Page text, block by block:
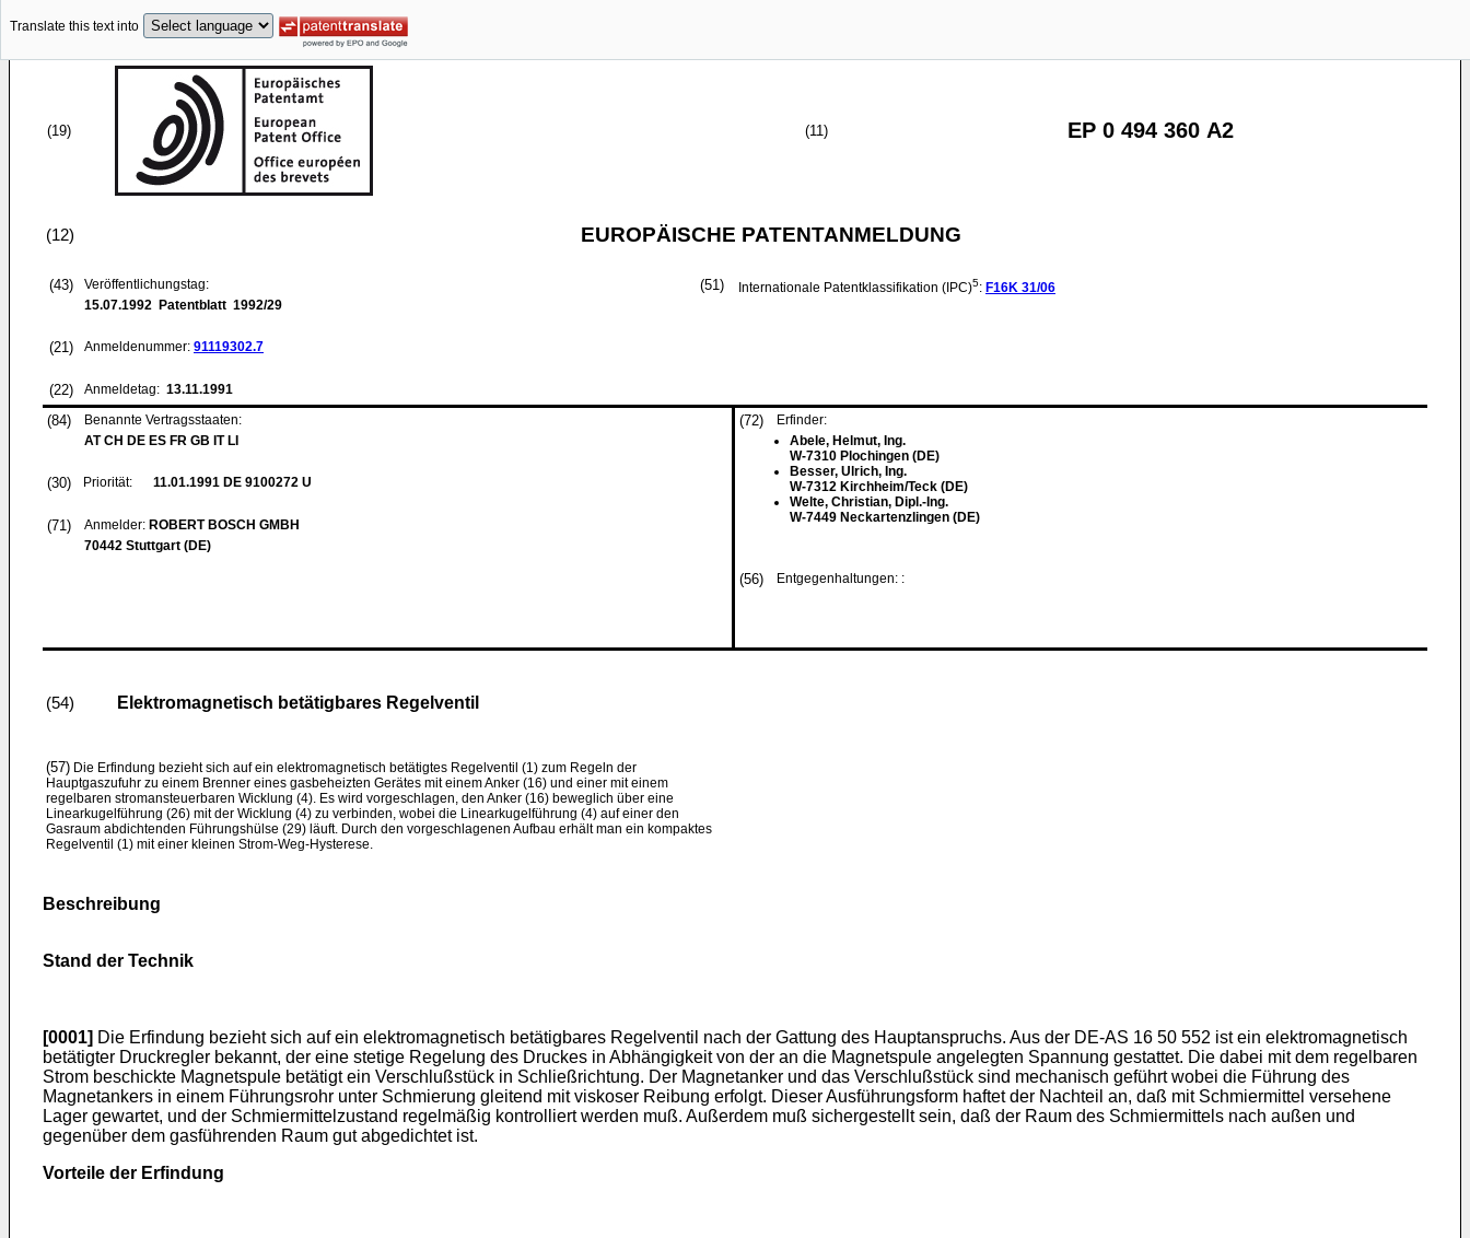
Translate this text into
(19) (11) EP 0 494 360 A2
(12) EUROPÄISCHE PATENTANMELDUNG
(43)
Veröffentlichungstag:
15.07.1992 Patentblatt 1992/29
(21) Anmeldenummer: 91119302.7
(22) Anmeldetag: 13.11.1991
(51) Internationale Patentklassifikation (IPC)5: F16K 31/06
(84)
Benannte Vertragsstaaten:
AT CH DE ES FR GB IT LI
(30) Priorität: 11.01.1991 DE 9100272 U
(71) Anmelder: ROBERT BOSCH GMBH
70442 Stuttgart (DE)
(72)
Erfinder:
Abele, Helmut, Ing.
W-7310 Plochingen (DE)
Besser, Ulrich, Ing.
W-7312 Kirchheim/Teck (DE)
Welte, Christian, Dipl.-Ing.
W-7449 Neckartenzlingen (DE)
(56) Entgegenhaltungen: :
(54) Elektromagnetisch betätigbares Regelventil
(57) Die Erfindung bezieht sich auf ein elektromagnetisch betätigtes Regelventil (1) zum Regeln der
Hauptgaszufuhr zu einem Brenner eines gasbeheizten Gerätes mit einem Anker (16) und einer mit einem
regelbaren stromansteuerbaren Wicklung (4). Es wird vorgeschlagen, den Anker (16) beweglich über eine
Linearkugelführung (26) mit der Wicklung (4) zu verbinden, wobei die Linearkugelführung (4) auf einer den
Gasraum abdichtenden Führungshülse (29) läuft. Durch den vorgeschlagenen Aufbau erhält man ein kompaktes
Regelventil (1) mit einer kleinen Strom-Weg-Hysterese.
Beschreibung
Stand der Technik
[0001] Die Erfindung bezieht sich auf ein elektromagnetisch betätigbares Regelventil nach der Gattung des Hauptanspruchs. Aus der DE-AS 16 50 552 ist ein elektromagnetisch
betätigter Druckregler bekannt, der eine stetige Regelung des Druckes in Abhängigkeit von der an die Magnetspule angelegten Spannung gestattet. Die dabei mit dem regelbaren
Strom beschickte Magnetspule betätigt ein Verschlußstück in Schließrichtung. Der Magnetanker und das Verschlußstück sind mechanisch geführt wobei die Führung des
Magnetankers in einem Führungsrohr unter Schmierung gleitend mit viskoser Reibung erfolgt. Dieser Ausführungsform haftet der Nachteil an, daß mit Schmiermittel versehene
Lager gewartet, und der Schmiermittelzustand regelmäßig kontrolliert werden muß. Außerdem muß sichergestellt sein, daß der Raum des Schmiermittels nach außen und
gegenüber dem gasführenden Raum gut abgedichtet ist.
Vorteile der Erfindung